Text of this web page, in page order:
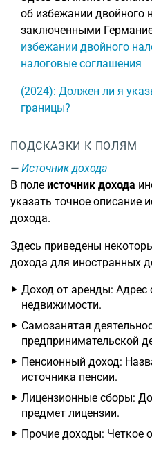
об избежании двойного
заключенными
избежании двойного
налоговые соглашения
(2024): Должен ли я
границы?
ПОДСКАЗКИ К ПОЛЯМ
Источник дохода
В поле источник дохода
указать точное описание
дохода.
Здесь приведены
дохода для иностранных
Доход от аренды: Адрес
недвижимости.
Самозанятая
предпринимательской
Пенсионный доход:
источника пенсии.
Лицензионные сборы:
предмет лицензии.
Прочие доходы: Четкое